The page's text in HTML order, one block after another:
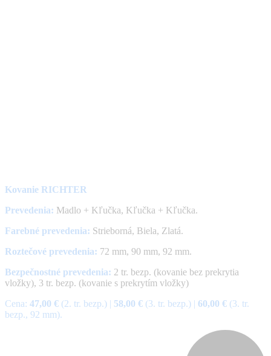
Kovanie RICHTER
Prevedenia: Madlo + Kľučka, Kľučka + Kľučka.
Farebné prevedenia: Strieborná, Biela, Zlatá.
Roztečové prevedenia: 72 mm, 90 mm, 92 mm.
Bezpečnostné prevedenia: 2 tr. bezp. (kovanie bez prekrytia
vložky), 3 tr. bezp. (kovanie s prekrytím vložky)
Cena: 47,00 € (2. tr. bezp.) | 58,00 € (3. tr. bezp.) | 60,00 € (3. tr.
bezp., 92 mm).